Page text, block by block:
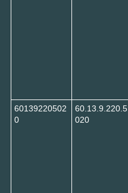
60139220502
0
60.13.9.220.5
020